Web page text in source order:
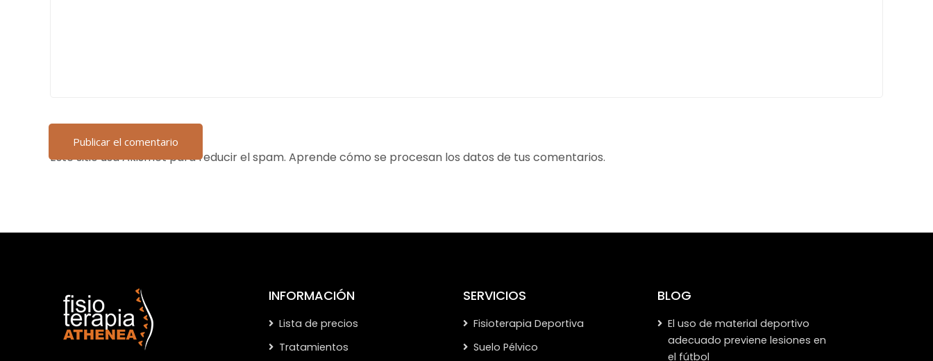
Este sitio usa Akismet para reducir el spam. Aprende cómo se procesan los datos de tus comentarios.
INFORMACIÓN
Lista de precios
Tratamientos
SERVICIOS
Fisioterapia Deportiva
Suelo Pélvico
BLOG
El uso de material deportivo
adecuado previene lesiones en
el fútbol